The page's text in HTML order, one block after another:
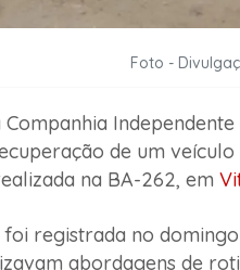
Foto -
Independente
de um
na BA-262, em
registrada no
abordagens de